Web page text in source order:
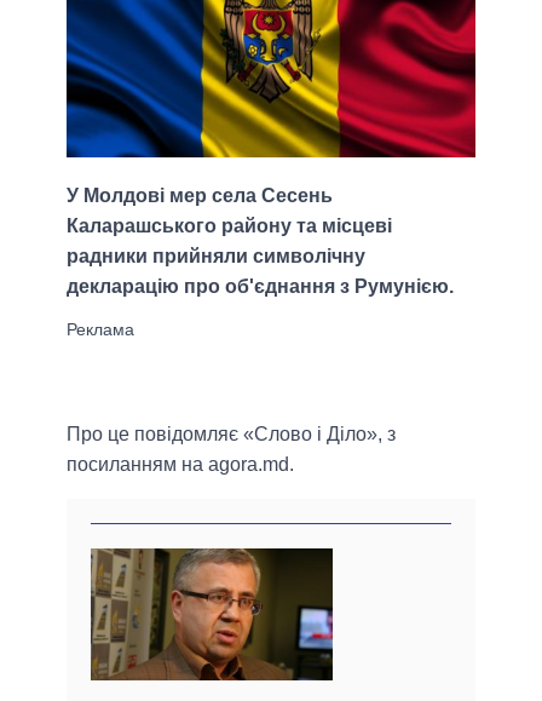
У Молдові мер села Сесень
Каларашського району та місцеві
радники прийняли символічну
декларацію про об'єднання з Румунією.
Про це повідомляє «Слово і Діло», з
посиланням на agora.md.